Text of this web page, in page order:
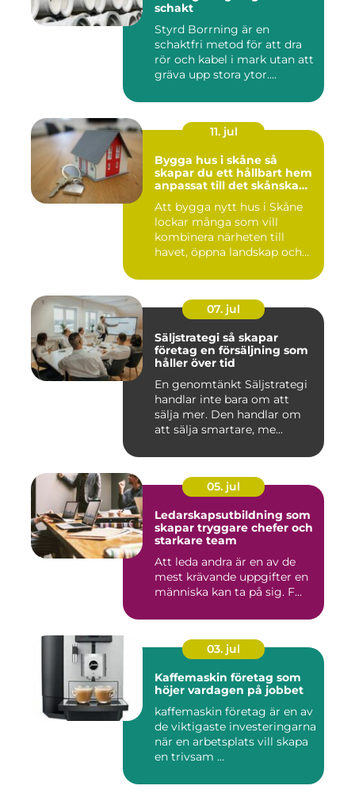
schakt
Styrd Borrning är en
schaktfri metod för att dra
rör och kabel i mark utan att
gräva upp stora ytor....
11. jul
Bygga hus i skåne så
skapar du ett hållbart hem
anpassat till det skånska
Att bygga nytt hus i Skåne
lockar många som vill
kombinera närheten till
havet, öppna landskap och
07. jul
Säljstrategi så skapar
företag en försäljning som
håller över tid
En genomtänkt Säljstrategi
handlar inte bara om att
sälja mer. Den handlar om
att sälja smartare, me...
05. jul
Ledarskapsutbildning som
skapar tryggare chefer och
starkare team
Att leda andra är en av de
mest krävande uppgifter en
människa kan ta på sig. F...
03. jul
Kaffemaskin företag som
höjer vardagen på jobbet
kaffemaskin företag är en av
de viktigaste investeringarna
när en arbetsplats vill skapa
en trivsam ...